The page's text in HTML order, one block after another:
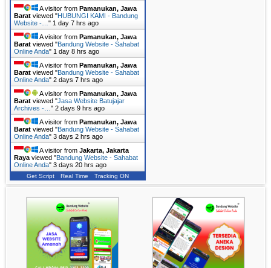
A visitor from Pamanukan, Jawa
Barat viewed "HUBUNGI KAMI - Bandung
Website -… " 1 day 7 hrs ago
A visitor from Pamanukan, Jawa
Barat viewed "Bandung Website - Sahabat
Online Anda" 1 day 8 hrs ago
A visitor from Pamanukan, Jawa
Barat viewed "Bandung Website - Sahabat
Online Anda" 2 days 7 hrs ago
A visitor from Pamanukan, Jawa
Barat viewed "Jasa Website Batujajar
Archives -… " 2 days 9 hrs ago
A visitor from Pamanukan, Jawa
Barat viewed "Bandung Website - Sahabat
Online Anda" 3 days 2 hrs ago
A visitor from Jakarta, Jakarta
Raya viewed "Bandung Website - Sahabat
Online Anda" 3 days 20 hrs ago
Get Script Real Time Tracking ON